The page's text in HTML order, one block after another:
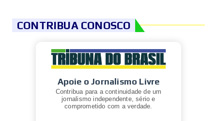
CONTRIBUA CONOSCO
Apoie o Jornalismo Livre
Contribua para a continuidade de um
jornalismo independente, sério e
comprometido com a verdade.